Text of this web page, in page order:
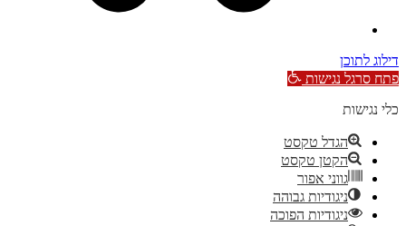
דילוג לתוכן
פתח סרגל נגישות
כלי נגישות
הגדל טקסט
הקטן טקסט
גווני אפור
ניגודיות גבוהה
ניגודיות הפוכה